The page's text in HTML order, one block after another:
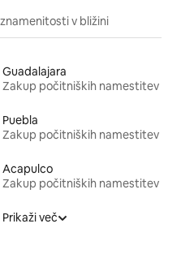
v bližini
Guadalajara
Zakup počitniških namestitev
Puebla
Zakup počitniških namestitev
Acapulco
Zakup počitniških namestitev
Prikaži več